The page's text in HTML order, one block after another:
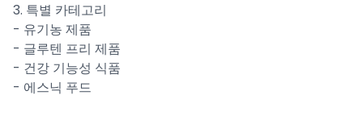
3. 특별 카테고리
- 유기농 제품
- 글루텐 프리 제품
- 건강 기능성 식품
- 에스닉 푸드